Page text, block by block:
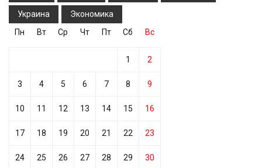
Украина
Экономика
Пн
Вт Ср Чт Пт Сб Вс
1 2
3 4 5 6 7 8 9
10 11 12 13 14 15 16
17 18 19 20 21 22 23
24 25 26 27 28 29 30